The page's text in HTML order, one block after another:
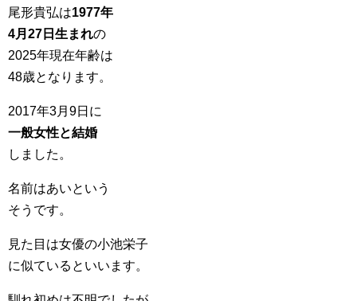
尾形貴弘は1977年
4月27日生まれの
2025年現在年齢は
48歳となります。
2017年3月9日に
一般女性と結婚
しました。
名前はあいという
そうです。
見た目は女優の小池栄子
に似ているといいます。